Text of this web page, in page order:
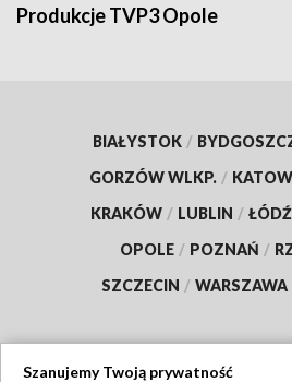
Produkcje TVP3 Opole
BIAŁYSTOK /
GORZÓW WLKP. /
KRAKÓW / LUBLIN / ŁÓDŹ
OPOLE / POZNAŃ /
SZCZECIN / WARSZAWA
Szanujemy Twoją prywatność